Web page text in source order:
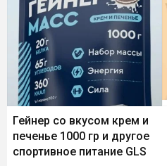
Гейнер со вкусом крем и
печенье 1000 гр и другое
спортивное питание GLS